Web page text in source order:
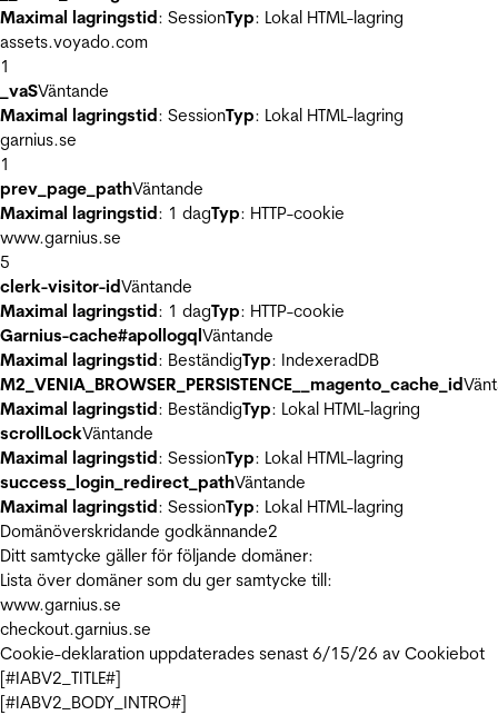
Maximal lagringstid: SessionTyp: Lokal HTML-lagring
assets.voyado.com
1
_vaSVäntande
Maximal lagringstid: SessionTyp: Lokal HTML-lagring
garnius.se
1
prev_page_pathVäntande
Maximal lagringstid: 1 dagTyp: HTTP-cookie
www.garnius.se
5
clerk-visitor-idVäntande
Maximal lagringstid: 1 dagTyp: HTTP-cookie
Garnius-cache#apollogqlVäntande
Maximal lagringstid: BeständigTyp: IndexeradDB
M2_VENIA_BROWSER_PERSISTENCE__magento_cache_id
Maximal lagringstid: BeständigTyp: Lokal HTML-lagring
scrollLockVäntande
Maximal lagringstid: SessionTyp: Lokal HTML-lagring
success_login_redirect_pathVäntande
Maximal lagringstid: SessionTyp: Lokal HTML-lagring
Domänöverskridande godkännande2
Ditt samtycke gäller för följande domäner:
Lista över domäner som du ger samtycke till:
www.garnius.se
checkout.garnius.se
Cookie-deklaration uppdaterades senast 6/15/26 av Cookiebot
[#IABV2_TITLE#]
[#IABV2_BODY_INTRO#]